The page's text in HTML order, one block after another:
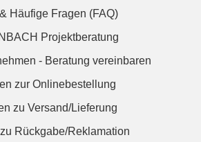
Häufige Fragen (FAQ)
Projektberatung
- Beratung vereinbaren
zur Onlinebestellung
zu Versand/Lieferung
Rückgabe/Reklamation